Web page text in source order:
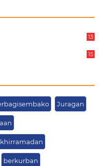
13
15
Juragan
berkurban